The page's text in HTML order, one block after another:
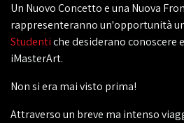
Un Nuovo Concetto e una Nuova
rappresenteranno un'opportunità
Studentiche desiderano conoscere
iMasterArt.
Non si era mai visto prima!
Attraverso un breve ma intenso